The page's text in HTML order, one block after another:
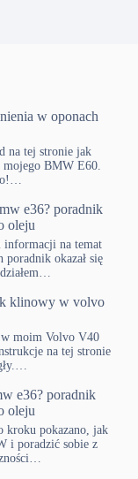
w oponach
na tej stronie jak
mojego BMW E60.
e36? poradnik
oleju
informacji na temat
okazał się
klinowy w volvo
w moim Volvo V40
na tej stronie
e36? poradnik
oleju
kroku pokazano, jak
i poradzić sobie z